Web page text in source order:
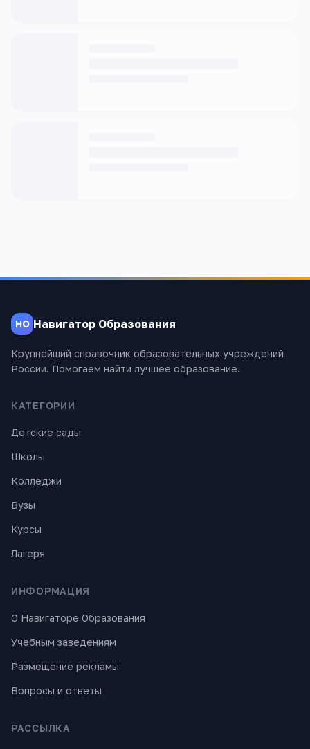
НО Навигатор Образования
Крупнейший справочник образовательных учреждений
России. Помогаем найти лучшее образование.
КАТЕГОРИИ
Детские сады
Школы
Колледжи
Вузы
Курсы
Лагеря
ИНФОРМАЦИЯ
О Навигаторе Образования
Учебным заведениям
Размещение рекламы
Вопросы и ответы
РАССЫЛКА